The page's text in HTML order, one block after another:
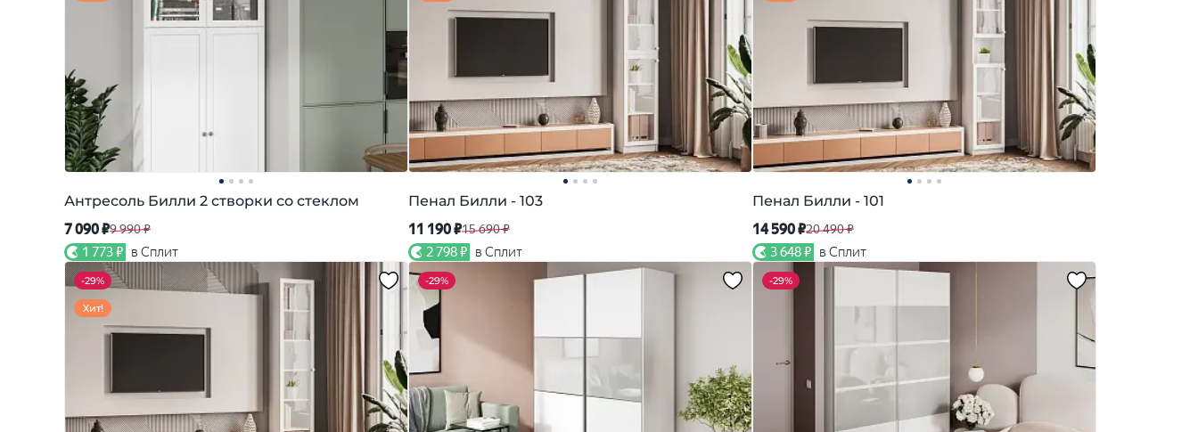
Антресоль Билли 2 створки со стеклом
7 090 ₽9 990 ₽
1 773 ₽ в Сплит
Пенал Билли - 103
11 190 ₽15 690 ₽
2 798 ₽ в Сплит
Пенал Билли - 101
14 590 ₽20 490 ₽
3 648 ₽ в Сплит
-29%
Хит!
-29% -29%